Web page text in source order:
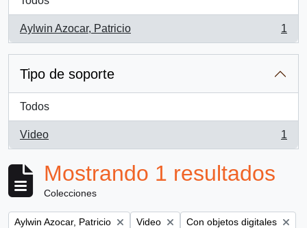
Aylwin Azocar, Patricio
, 1 resultados
1
Tipo de soporte
Todos
Video
, 1 resultados
1
Mostrando 1 resultados
Colecciones
Remove filter:
Aylwin Azocar, Patricio Remove filter:
Video Remove filter:
Con objetos digitales